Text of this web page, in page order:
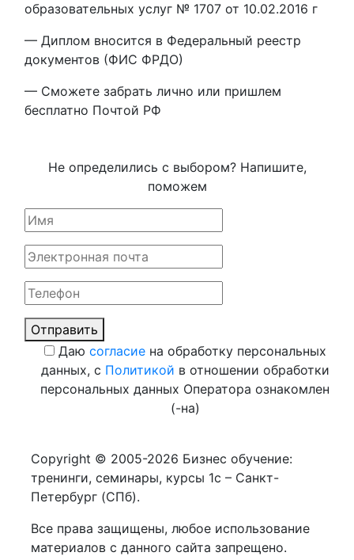
образовательных услуг № 1707 от 10.02.2016 г
— Диплом вносится в Федеральный реестр
документов (ФИС ФРДО)
— Сможете забрать лично или пришлем
бесплатно Почтой РФ
Не определились с выбором? Напишите,
поможем
Отправить
Даю согласиена обработку персональных
данных, с Политикой в отношении обработки
персональных данных Оператора ознакомлен
(-на)
Copyright © 2005-2026 Бизнес обучение:
тренинги, семинары, курсы 1с – Санкт-
Петербург (СПб).
Все права защищены, любое использование
материалов с данного сайта запрещено.